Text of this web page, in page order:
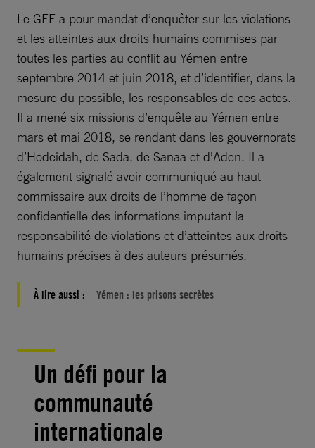
Le GEE a pour mandat d’enquêter sur les violations
et les atteintes aux droits humains commises par
toutes les parties au conflit au Yémen entre
septembre 2014 et juin 2018, et d’identifier, dans la
mesure du possible, les responsables de ces actes.
Il a mené six missions d’enquête au Yémen entre
mars et mai 2018, se rendant dans les gouvernorats
d’Hodeidah, de Sada, de Sanaa et d’Aden. Il a
également signalé avoir communiqué au haut-
commissaire aux droits de l’homme de façon
confidentielle des informations imputant la
responsabilité de violations et d’atteintes aux droits
humains précises à des auteurs présumés.
À lire aussi : Yémen : les prisons secrètes
Un défi pour la
communauté
internationale